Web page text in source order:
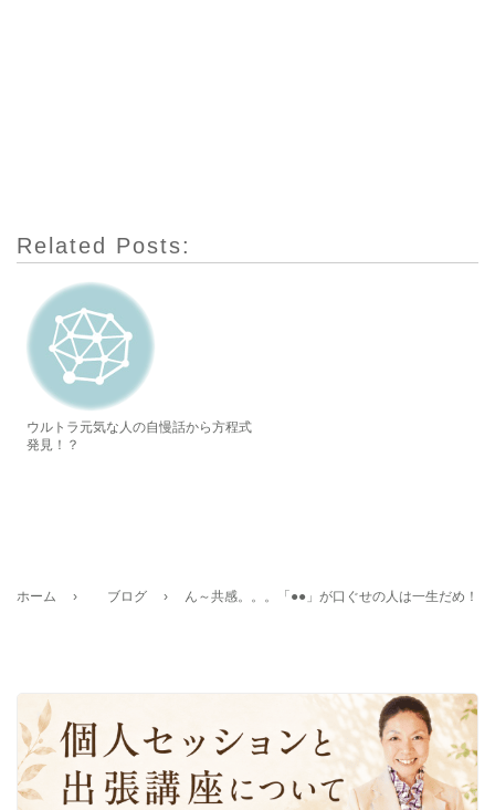
Related Posts:
ウルトラ元気な人の自慢話から方程式
発見！？
ホーム › ブログ › ん～共感。。。「●●」が口ぐせの人は一生だめ！